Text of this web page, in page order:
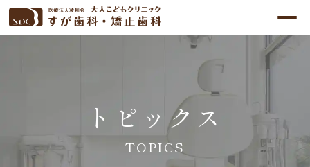
トピックス
TOPICS